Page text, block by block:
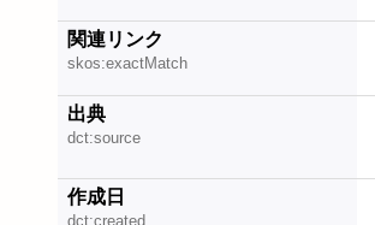
関連リンク
skos:exactMatch
出典
dct:source
作成日
dct:created